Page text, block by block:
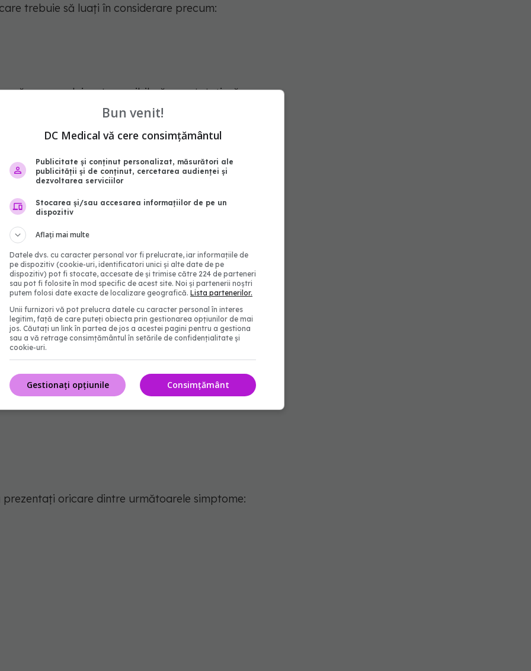
trebuie să luați în considerare precum:
a corpului, este posibil să constatați că nu
De asemenea, puteți experimenta:
vă simțiți epuizat, similar cu senzația pe care o
este cunoscut sub numele de oboseală, dar
cu o slăbiciune a întregului corp fără să vă
corporală completă se confruntă și cu:
oricare dintre următoarele simptome:
Bun venit!
DC Medical vă cere consimțământul
Publicitate și conținut personalizat, măsurători ale
publicității și de conținut, cercetarea audienței și
dezvoltarea serviciilor
Stocarea și/sau accesarea informațiilor de pe un
dispozitiv
Aflați mai multe
Datele dvs. cu caracter personal vor fi prelucrate, iar informațiile de
pe dispozitiv (cookie-uri, identificatori unici și alte date de pe
dispozitiv) pot fi stocate, accesate de și trimise către 224 de parteneri
sau pot fi folosite în mod specific de acest site. Noi și partenerii noștri
putem folosi date exacte de localizare geografică. Lista partenerilor.
Unii furnizori vă pot prelucra datele cu caracter personal în interes
legitim, față de care puteți obiecta prin gestionarea opțiunilor de mai
jos. Căutați un link în partea de jos a acestei pagini pentru a gestiona
sau a vă retrage consimțământul în setările de confidențialitate și
cookie-uri.
Consimțământ
Gestionați opțiunile